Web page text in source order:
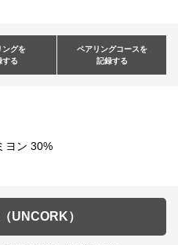
ングを
する
ペアリングコースを
記録する
ヨン 30%
UNCORK）